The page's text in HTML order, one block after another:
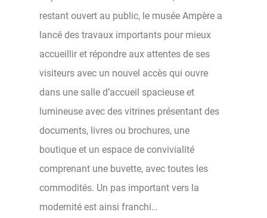
restant ouvert au public, le musée Ampère a
lancé des travaux importants pour mieux
accueillir et répondre aux attentes de ses
visiteurs avec un nouvel accès qui ouvre
dans une salle d’accueil spacieuse et
lumineuse avec des vitrines présentant des
documents, livres ou brochures, une
boutique et un espace de convivialité
comprenant une buvette, avec toutes les
commodités. Un pas important vers la
modernité est ainsi franchi…